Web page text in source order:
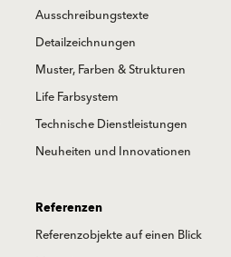
Ausschreibungstexte
Detailzeichnungen
Muster, Farben & Strukturen
Life Farbsystem
Technische Dienstleistungen
Neuheiten und Innovationen
Referenzen
Referenzobjekte auf einen Blick